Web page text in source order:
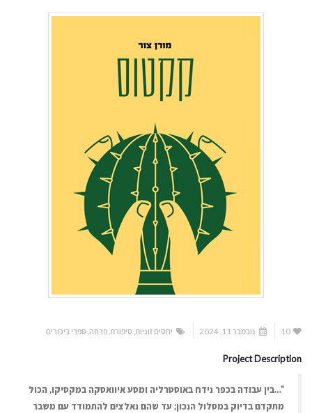
10 נובמבר 11, 2024 יחסים זוגיות סיפורת ,פרוזה ספרי ביכורים
Project Description
"…בין עבודה בכפר נידח באוסטרליה ומסע איוואסקה במקסיקו, הכול
מתקדם בדיוק במסלול הנכון; עד שהם נאלצים להתמודד עם משבר